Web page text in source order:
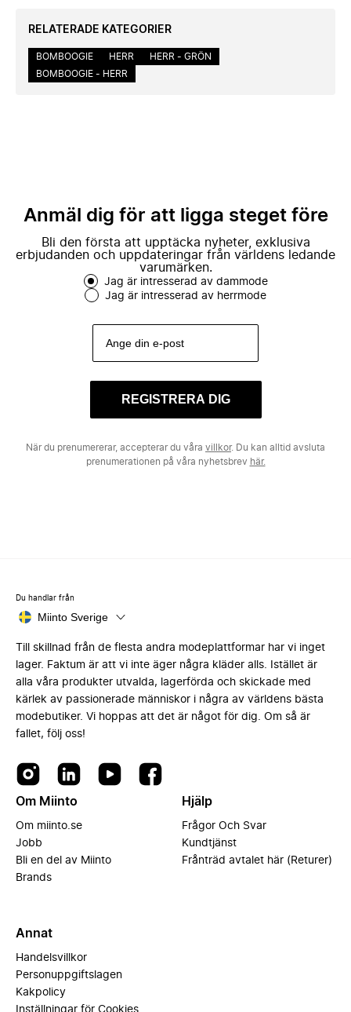
RELATERADE KATEGORIER
BOMBOOGIE HERR
HERR - GRÖN
BOMBOOGIE - HERR
Anmäl dig för att ligga steget före
Bli den första att upptäcka nyheter, exklusiva
erbjudanden och uppdateringar från världens ledande
varumärken.
Jag är intresserad av dammode
Jag är intresserad av herrmode
REGISTRERA DIG
När du prenumererar, accepterar du våra villkor. Du kan alltid avsluta
prenumerationen på våra nyhetsbrev här.
Du handlar från
Miinto Sverige
Till skillnad från de flesta andra modeplattformar har vi inget
lager. Faktum är att vi inte äger några kläder alls. Istället är
alla våra produkter utvalda, lagerförda och skickade med
kärlek av passionerade människor i några av världens bästa
modebutiker. Vi hoppas att det är något för dig. Om så är
fallet, följ oss!
Om Miinto
Om miinto.se
Jobb
Bli en del av Miinto
Brands
Hjälp
Frågor Och Svar
Kundtjänst
Frånträd avtalet här (Returer)
Annat
Handelsvillkor
Personuppgiftslagen
Kakpolicy
Inställningar för Cookies